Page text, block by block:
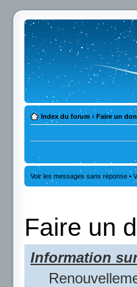
Index du forum ‹ Faire un don
Voir les messages sans réponse •
Faire un
Information